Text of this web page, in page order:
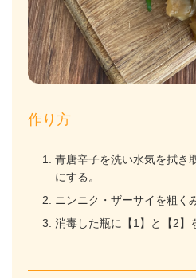
作り方
青唐辛子を洗い水気を拭き
にする。
ニンニク・ザーサイを粗く
消毒した瓶に【1】と【2】